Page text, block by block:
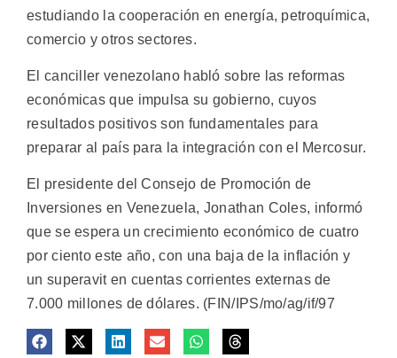
estudiando la cooperación en energía, petroquímica,
comercio y otros sectores.
El canciller venezolano habló sobre las reformas
económicas que impulsa su gobierno, cuyos
resultados positivos son fundamentales para
preparar al país para la integración con el Mercosur.
El presidente del Consejo de Promoción de
Inversiones en Venezuela, Jonathan Coles, informó
que se espera un crecimiento económico de cuatro
por ciento este año, con una baja de la inflación y
un superavit en cuentas corrientes externas de
7.000 millones de dólares. (FIN/IPS/mo/ag/if/97